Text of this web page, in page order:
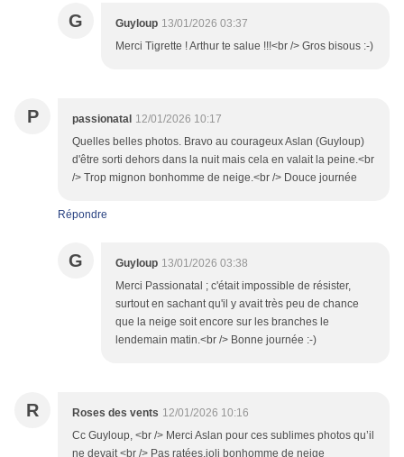
G Guyloup 13/01/2026 03:37
Merci Tigrette ! Arthur te salue !!!<br /> Gros bisous :-)
P passionatal 12/01/2026 10:17
Quelles belles photos. Bravo au courageux Aslan (Guyloup)
d'être sorti dehors dans la nuit mais cela en valait la peine.<br
/> Trop mignon bonhomme de neige.<br /> Douce journée
Répondre
G Guyloup 13/01/2026 03:38
Merci Passionatal ; c'était impossible de résister,
surtout en sachant qu'il y avait très peu de chance
que la neige soit encore sur les branches le
lendemain matin.<br /> Bonne journée :-)
R Roses des vents 12/01/2026 10:16
Cc Guyloup, <br /> Merci Aslan pour ces sublimes photos qu’il
ne devait <br /> Pas ratées.joli bonhomme de neige